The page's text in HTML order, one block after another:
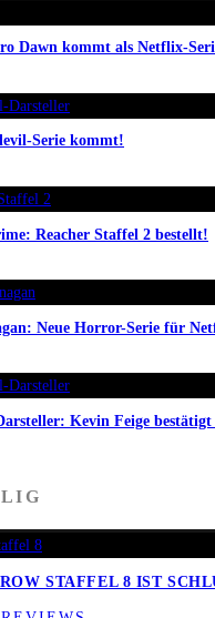
Dawn kommt als Netflix-
Serie kommt!
Reacher Staffel 2 bestellt!
Neue Horror-Serie für
Kevin Feige bestätigt
STAFFEL 8 IST